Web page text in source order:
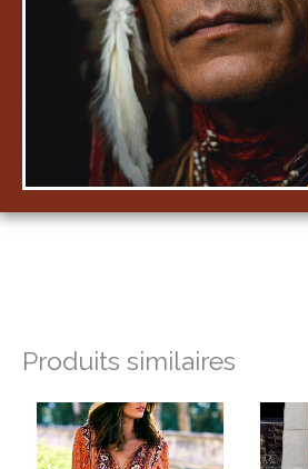
Produits similaires